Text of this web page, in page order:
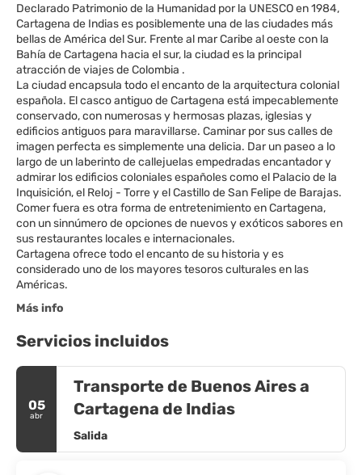
Declarado Patrimonio de la Humanidad por la UNESCO en 1984,
Cartagena de Indias es posiblemente una de las ciudades más
bellas de América del Sur. Frente al mar Caribe al oeste con la
Bahía de Cartagena hacia el sur, la ciudad es la principal
atracción de viajes de Colombia .
La ciudad encapsula todo el encanto de la arquitectura colonial
española. El casco antiguo de Cartagena está impecablemente
conservado, con numerosas y hermosas plazas, iglesias y
edificios antiguos para maravillarse. Caminar por sus calles de
imagen perfecta es simplemente una delicia. Dar un paseo a lo
largo de un laberinto de callejuelas empedradas encantador y
admirar los edificios coloniales españoles como el Palacio de la
Inquisición, el Reloj - Torre y el Castillo de San Felipe de Barajas.
Comer fuera es otra forma de entretenimiento en Cartagena,
con un sinnúmero de opciones de nuevos y exóticos sabores en
sus restaurantes locales e internacionales.
Cartagena ofrece todo el encanto de su historia y es
considerado uno de los mayores tesoros culturales en las
Américas.
Más info
Servicios incluidos
05
abr
Transporte de Buenos Aires a
Cartagena de Indias
Salida